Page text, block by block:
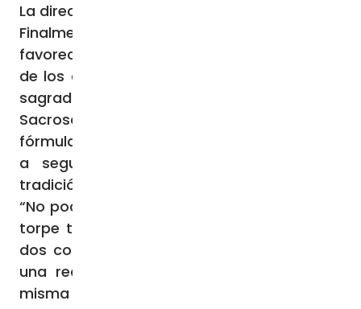
La dirección a seguir: Tradición y progreso
Finalmente, el Papa explicó que, con el fin de
favorecer el acceso de los fieles a la riqueza
de los dones de gracia dispensados por la
sagrada liturgia, la Constitución
Sacrosanctum Concilium establece una
fórmula muy eficaz que marca la dirección
a seguir para el futuro: «Conservar la
tradición y apertura al legítimo progreso».
“No pocas veces se contrapone de manera
torpe tradición y progreso. En realidad, los
dos conceptos se integran: la tradición es
una realidad viva y por ello incluye en sí
misma el principio del desarrollo, del